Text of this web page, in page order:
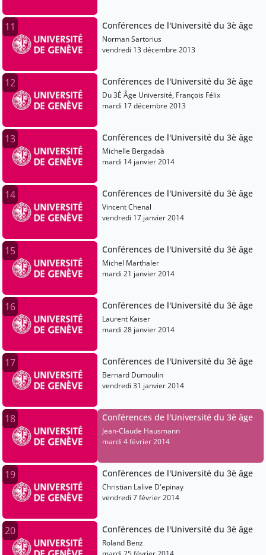
11 Conférences de l'Université du 3è âge
Norman Sartorius
vendredi 13 décembre 2013
12 Conférences de l'Université du 3è âge
Du 3È Âge Université, François Félix
mardi 17 décembre 2013
13 Conférences de l'Université du 3è âge
Michelle Bergadaà
mardi 14 janvier 2014
14 Conférences de l'Université du 3è âge
Vincent Chenal
vendredi 17 janvier 2014
15 Conférences de l'Université du 3è âge
Michel Marthaler
mardi 21 janvier 2014
16 Conférences de l'Université du 3è âge
Laurent Kaiser
mardi 28 janvier 2014
17 Conférences de l'Université du 3è âge
Bernard Dumoulin
vendredi 31 janvier 2014
18 Conférences de l'Université du 3è âge
Jean-Claude Hausmann
mardi 4 février 2014
19 Conférences de l'Université du 3è âge
Christian Lalive D'epinay
vendredi 7 février 2014
20 Conférences de l'Université du 3è âge
Roland Benz